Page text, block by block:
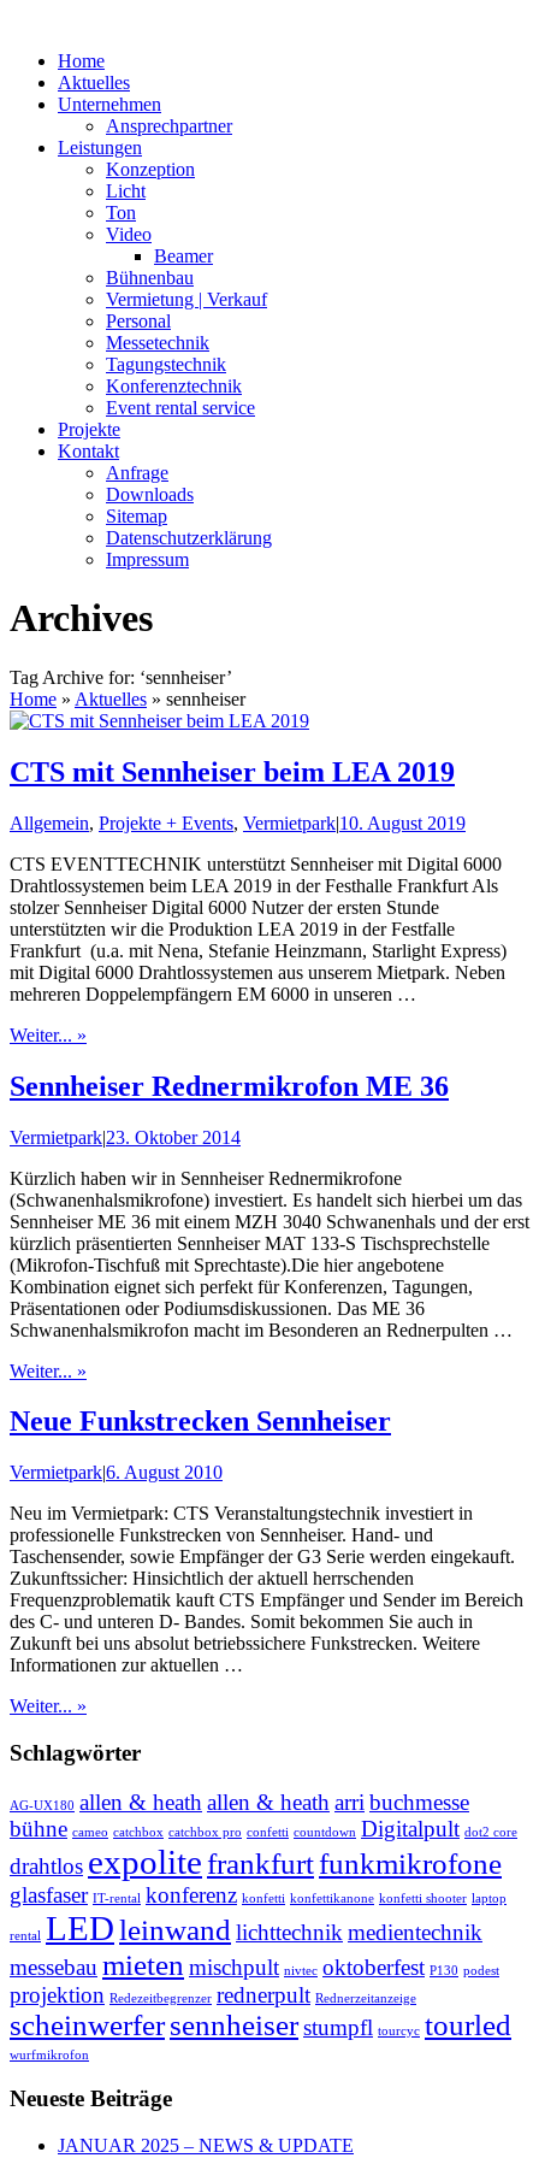
Home
Aktuelles
Unternehmen
Ansprechpartner
Leistungen
Konzeption
Licht
Ton
Video
Beamer
Bühnenbau
Vermietung | Verkauf
Personal
Messetechnik
Tagungstechnik
Konferenztechnik
Event rental service
Projekte
Kontakt
Anfrage
Downloads
Sitemap
Datenschutzerklärung
Impressum
Archives
Tag Archive for: ‘sennheiser’
Home » Aktuelles » sennheiser
CTS mit Sennheiser beim LEA 2019
Allgemein, Projekte + Events, Vermietpark|10. August 2019
CTS EVENTTECHNIK unterstützt Sennheiser mit Digital 6000
Drahtlossystemen beim LEA 2019 in der Festhalle Frankfurt Als
stolzer Sennheiser Digital 6000 Nutzer der ersten Stunde
unterstützten wir die Produktion LEA 2019 in der Festfalle
Frankfurt (u.a. mit Nena, Stefanie Heinzmann, Starlight Express)
mit Digital 6000 Drahtlossystemen aus unserem Mietpark. Neben
mehreren Doppelempfängern EM 6000 in unseren …
Weiter... »
Sennheiser Rednermikrofon ME 36
Vermietpark|23. Oktober 2014
Kürzlich haben wir in Sennheiser Rednermikrofone
(Schwanenhalsmikrofone) investiert. Es handelt sich hierbei um das
Sennheiser ME 36 mit einem MZH 3040 Schwanenhals und der erst
kürzlich präsentierten Sennheiser MAT 133-S Tischsprechstelle
(Mikrofon-Tischfuß mit Sprechtaste).Die hier angebotene
Kombination eignet sich perfekt für Konferenzen, Tagungen,
Präsentationen oder Podiumsdiskussionen. Das ME 36
Schwanenhalsmikrofon macht im Besonderen an Rednerpulten …
Weiter... »
Neue Funkstrecken Sennheiser
Vermietpark|6. August 2010
Neu im Vermietpark: CTS Veranstaltungstechnik investiert in
professionelle Funkstrecken von Sennheiser. Hand- und
Taschensender, sowie Empfänger der G3 Serie werden eingekauft.
Zukunftssicher: Hinsichtlich der aktuell herrschenden
Frequenzproblematik kauft CTS Empfänger und Sender im Bereich
des C- und unteren D- Bandes. Somit bekommen Sie auch in
Zukunft bei uns absolut betriebssichere Funkstrecken. Weitere
Informationen zur aktuellen …
Weiter... »
Schlagwörter
AG-UX180 allen & heath allen & heath arri buchmesse
bühne cameo catchbox catchbox pro confetti countdown Digitalpult dot2 core
drahtlos expolitefrankfurtfunkmikrofone
glasfaser IT-rental konferenz konfetti konfettikanone konfetti shooter laptop
rental LEDleinwand lichttechnik medientechnik
messebau mieten mischpult nivtec oktoberfest P130 podest
projektion Redezeitbegrenzer rednerpult Rednerzeitanzeige
scheinwerfersennheiserstumpfl tourcyc tourled
wurfmikrofon
Neueste Beiträge
JANUAR 2025 – NEWS & UPDATE